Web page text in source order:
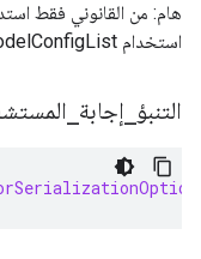
هام: من القانوني فقط
استخدام ModelConfigList (مقابل تهيئة النموذج المخصص).
التنبؤ إجابة